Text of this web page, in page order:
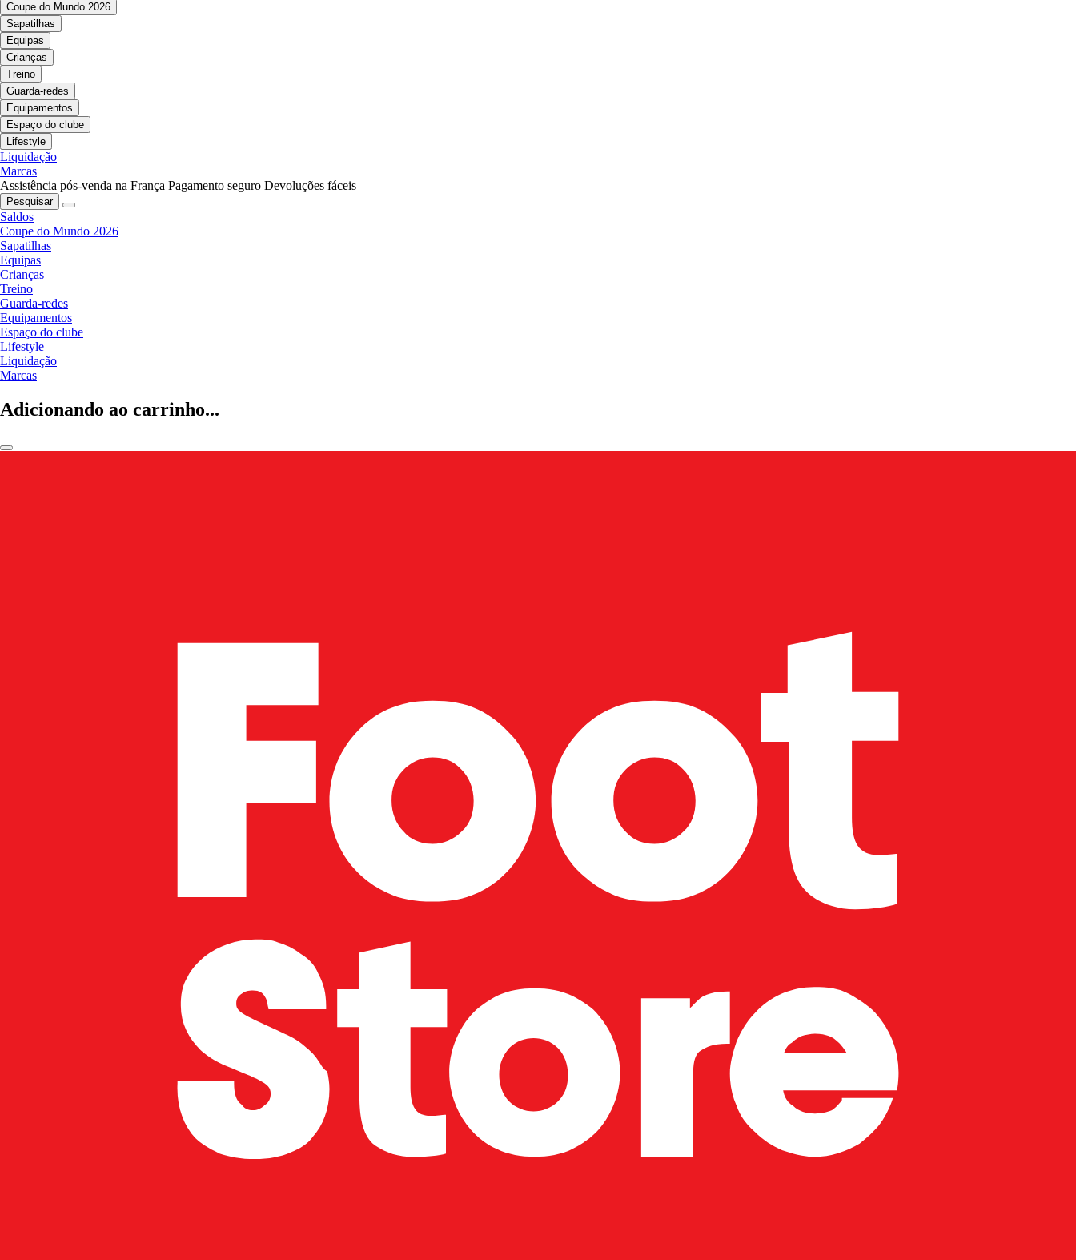
Coupe do Mundo 2026
Sapatilhas
Equipas
Crianças
Treino
Guarda-redes
Equipamentos
Espaço do clube
Lifestyle
Liquidação
Marcas
Assistência pós-venda na França Pagamento seguro Devoluções fáceis
Pesquisar
Saldos
Coupe do Mundo 2026
Sapatilhas
Equipas
Crianças
Treino
Guarda-redes
Equipamentos
Espaço do clube
Lifestyle
Liquidação
Marcas
Adicionando ao carrinho...